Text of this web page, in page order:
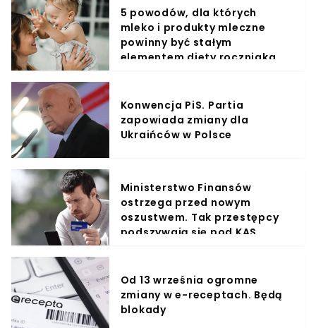
5 powodów, dla których
mleko i produkty mleczne
powinny być stałym
elementem diety roczniaka
Konwencja PiS. Partia
zapowiada zmiany dla
Ukraińców w Polsce
Ministerstwo Finansów
ostrzega przed nowym
oszustwem. Tak przestępcy
podszywają się pod KAS
Od 13 września ogromne
zmiany w e-receptach. Będą
blokady